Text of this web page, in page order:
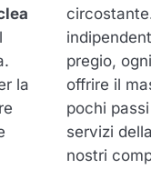
la
pregio,
offrire il
pochi
servizi
nostri